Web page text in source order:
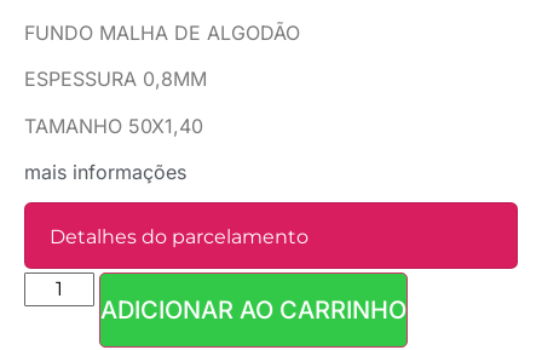
FUNDO MALHA DE ALGODÃO
ESPESSURA 0,8MM
TAMANHO 50X1,40
mais informações
Detalhes do parcelamento
Parcelas:ADICIONAR AO CARRINHO